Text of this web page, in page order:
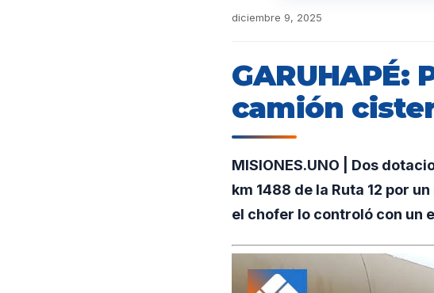
diciembre 9, 2025
camión
MISIONES.UNO | Dos
km 1488 de la Ruta 12 por
el chofer lo controló con un